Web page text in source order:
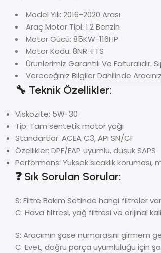
Model Yılı: 2016-2020 Arası
Araç Motor Tipi: 1.2 Benzin
Motor Gücü: 85KW-116HP
Motor Kodu: 8NR-FTS
Ürünlerimiz Garantili Ve Faturalıdır.
Vereceğiniz Bilgiler Dahilinde
🔧 Teknik Özellikler:
Viskozite: 5W-30
Tip: Tam sentetik motor yağı
Standartlar: ACEA C3, API SN/CF
Özellikler: DPF/FAP uyumlu, düşük SAPS
Performans: Yüksek sıcaklık koruması,
❓ Sık Sorulan Sorular:
S: Filtre Bakım Setinde hangi filtreler
C: Hava filtresi, yağ filtresi ve orijinal
S: Aracımın şase numarasını girmem
C: Evet, doğru parça uyumluluğu için